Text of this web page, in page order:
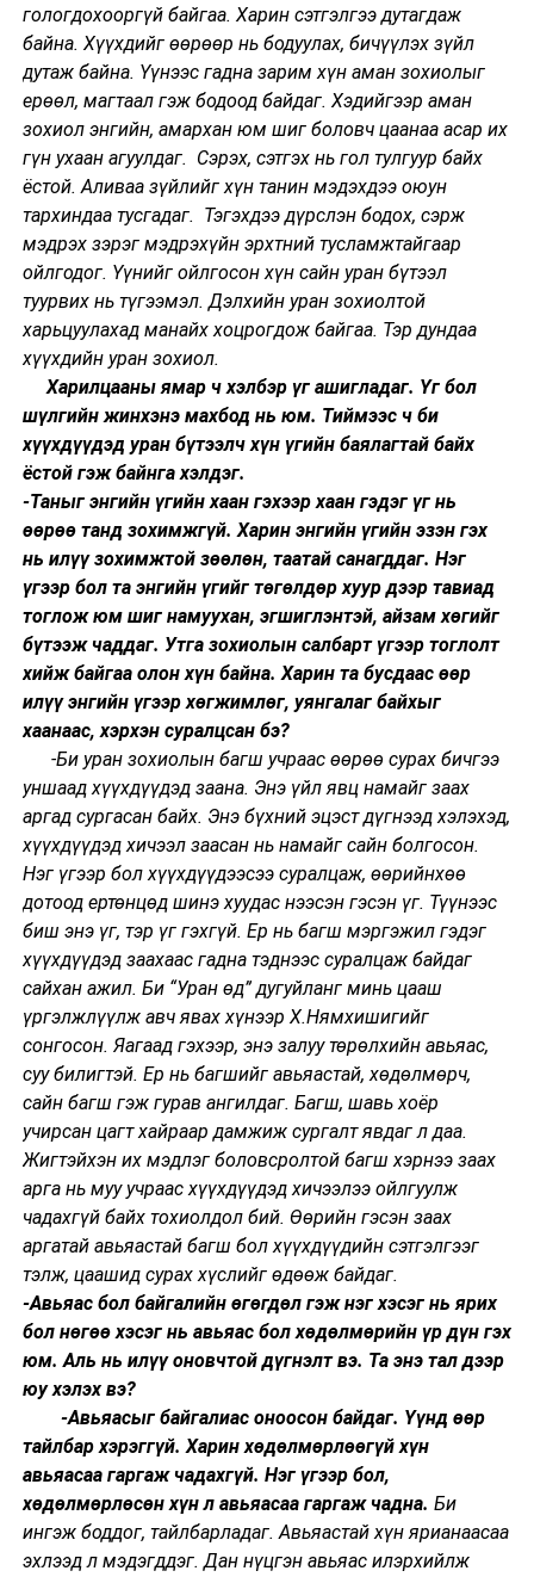
гологдохооргүй байгаа. Харин сэтгэлгээ дутагдаж
байна. Хүүхдийг өөрөөр нь бодуулах, бичүүлэх зүйл
дутаж байна. Үүнээс гадна зарим хүн аман зохиолыг
ерөөл, магтаал гэж бодоод байдаг. Хэдийгээр аман
зохиол энгийн, амархан юм шиг боловч цаанаа асар их
гүн ухаан агуулдаг. Сэрэх, сэтгэх нь гол тулгуур байх
ёстой. Аливаа зүйлийг хүн танин мэдэхдээ оюун
тархиндаа тусгадаг. Тэгэхдээ дүрслэн бодох, сэрж
мэдрэх зэрэг мэдрэхүйн эрхтний тусламжтайгаар
ойлгодог. Үүнийг ойлгосон хүн сайн уран бүтээл
туурвих нь түгээмэл. Дэлхийн уран зохиолтой
харьцуулахад манайх хоцрогдож байгаа. Тэр дундаа
хүүхдийн уран зохиол.
Харилцааны ямар ч хэлбэр үг ашигладаг. Үг бол
шүлгийн жинхэнэ махбод нь юм. Тиймээс ч би
хүүхдүүдэд уран бүтээлч хүн үгийн баялагтай байх
ёстой гэж байнга хэлдэг.
-Таныг энгийн үгийн хаан гэхээр хаан гэдэг үг нь
өөрөө танд зохимжгүй. Харин энгийн үгийн эзэн гэх
нь илүү зохимжтой зөөлөн, таатай санагддаг. Нэг
үгээр бол та энгийн үгийг төгөлдөр хуур дээр тавиад
тоглож юм шиг намуухан, эгшиглэнтэй, айзам хөгийг
бүтээж чаддаг. Утга зохиолын салбарт үгээр тоглолт
хийж байгаа олон хүн байна. Харин та бусдаас өөр
илүү энгийн үгээр хөгжимлөг, уянгалаг байхыг
хаанаас, хэрхэн суралцсан бэ?
-Би уран зохиолын багш учраас өөрөө сурах бичгээ
уншаад хүүхдүүдэд заана. Энэ үйл явц намайг заах
аргад сургасан байх. Энэ бүхний эцэст дүгнээд хэлэхэд,
хүүхдүүдэд хичээл заасан нь намайг сайн болгосон.
Нэг үгээр бол хүүхдүүдээсээ суралцаж, өөрийнхөө
дотоод ертөнцөд шинэ хуудас нээсэн гэсэн үг. Түүнээс
биш энэ үг, тэр үг гэхгүй. Ер нь багш мэргэжил гэдэг
хүүхдүүдэд заахаас гадна тэднээс суралцаж байдаг
сайхан ажил. Би “Уран өд” дугуйланг минь цааш
үргэлжлүүлж авч явах хүнээр Х.Нямхишигийг
сонгосон. Яагаад гэхээр, энэ залуу төрөлхийн авьяас,
суу билигтэй. Ер нь багшийг авьяастай, хөдөлмөрч,
сайн багш гэж гурав ангилдаг. Багш, шавь хоёр
учирсан цагт хайраар дамжиж сургалт явдаг л даа.
Жигтэйхэн их мэдлэг боловсролтой багш хэрнээ заах
арга нь муу учраас хүүхдүүдэд хичээлээ ойлгуулж
чадахгүй байх тохиолдол бий. Өөрийн гэсэн заах
аргатай авьяастай багш бол хүүхдүүдийн сэтгэлгээг
тэлж, цаашид сурах хүслийг өдөөж байдаг.
-Авьяас бол байгалийн өгөгдөл гэж нэг хэсэг нь ярих
бол нөгөө хэсэг нь авьяас бол хөдөлмөрийн үр дүн гэх
юм. Аль нь илүү оновчтой дүгнэлт вэ. Та энэ тал дээр
юу хэлэх вэ?
-Авьяасыг байгалиас оноосон байдаг. Үүнд өөр
тайлбар хэрэггүй. Харин хөдөлмөрлөөгүй хүн
авьяасаа гаргаж чадахгүй. Нэг үгээр бол,
хөдөлмөрлөсөн хүн л авьяасаа гаргаж чадна. Би
ингэж боддог, тайлбарладаг. Авьяастай хүн ярианаасаа
эхлээд л мэдэгддэг. Дан нүцгэн авьяас илэрхийлж